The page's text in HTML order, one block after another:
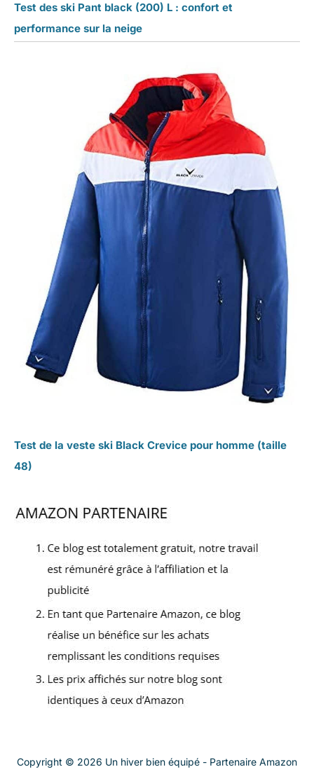
Test des ski Pant black (200) L : confort et
performance sur la neige
Test de la veste ski Black Crevice pour homme (taille
48)
Copyright © 2026 Un hiver bien équipé - Partenaire Amazon